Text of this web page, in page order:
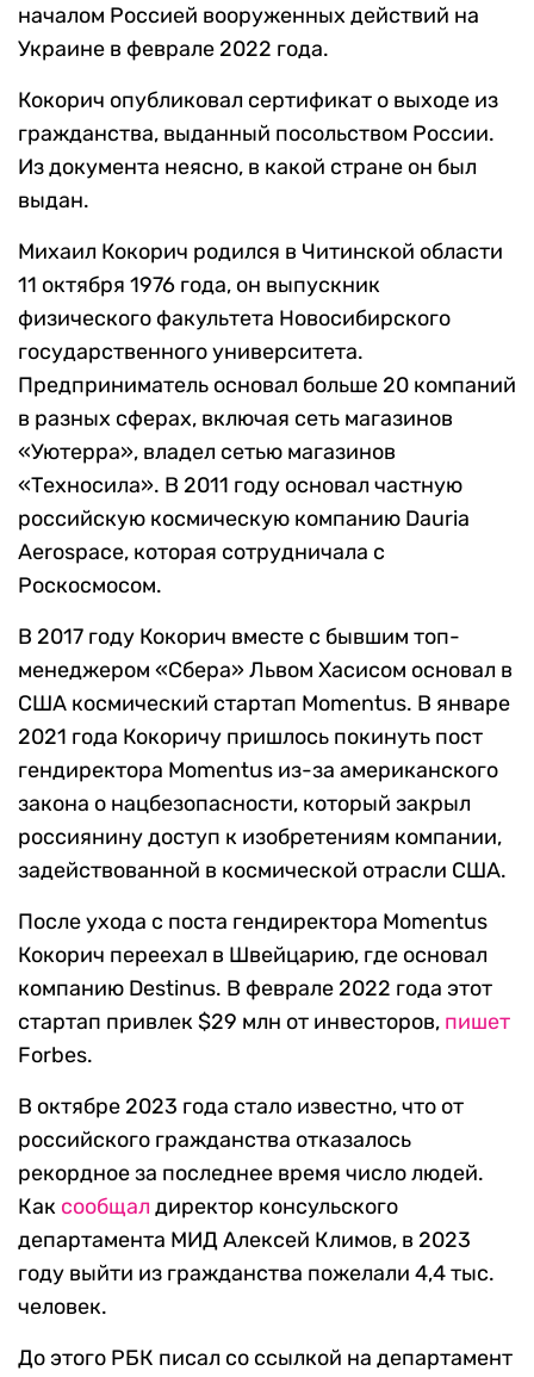
началом Россией вооруженных действий на
Украине в феврале 2022 года.
Кокорич опубликовал сертификат о выходе из
гражданства, выданный посольством России.
Из документа неясно, в какой стране он был
выдан.
Михаил Кокорич родился в Читинской области
11 октября 1976 года, он выпускник
физического факультета Новосибирского
государственного университета.
Предприниматель основал больше 20 компаний
в разных сферах, включая сеть магазинов
«Уютерра», владел сетью магазинов
«Техносила». В 2011 году основал частную
российскую космическую компанию Dauria
Aerospace, которая сотрудничала с
Роскосмосом.
В 2017 году Кокорич вместе с бывшим топ-
менеджером «Сбера» Львом Хасисом основал в
США космический стартап Momentus. В январе
2021 года Кокоричу пришлось покинуть пост
гендиректора Momentus из-за американского
закона о нацбезопасности, который закрыл
россиянину доступ к изобретениям компании,
задействованной в космической отрасли США.
После ухода с поста гендиректора Momentus
Кокорич переехал в Швейцарию, где основал
компанию Destinus. В феврале 2022 года этот
стартап привлек $29 млн от инвесторов, пишет
Forbes.
В октябре 2023 года стало известно, что от
российского гражданства отказалось
рекордное за последнее время число людей.
Как сообщал директор консульского
департамента МИД Алексей Климов, в 2023
году выйти из гражданства пожелали 4,4 тыс.
человек.
До этого РБК писал со ссылкой на департамент